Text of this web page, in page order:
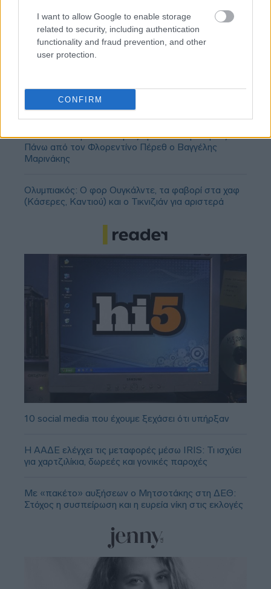
I want to allow Google to enable storage
related to security, including authentication
functionality and fraud prevention, and other
user protection.
CONFIRM
από την αρχική τιμή πώλησης των 3 εκατομμυρίων
Οι πλουσιότεροι ιδιοκτήτες ομάδων παγκοσμίως:
Πάνω από τον Φλορεντίνο Πέρεθ ο Βαγγέλης
Μαρινάκης
Ολυμπιακός: Ο φορ Ουγκάλντε, τα φαβορί στα χαφ
(Κάσερες, Καντιού) και ο Τικνιζιάν για αριστερά
10 social media που έχουμε ξεχάσει ότι υπήρξαν
Η ΑΑΔΕ ελέγχει τις μεταφορές μέσω IRIS: Τι ισχύει
για χαρτζιλίκια, δωρεές και γονικές παροχές
Με «πακέτο» αυξήσεων ο Μητσοτάκης στη ΔΕΘ:
Στόχος η συσπείρωση και η ευρεία νίκη στις εκλογές